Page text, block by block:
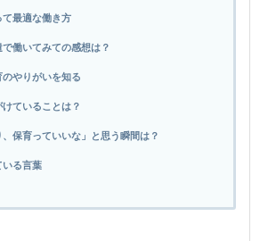
て最適な働き方
働いてみての感想は？
やりがいを知る
ていることは？
、保育っていいな」と思う瞬間は？
いる言葉